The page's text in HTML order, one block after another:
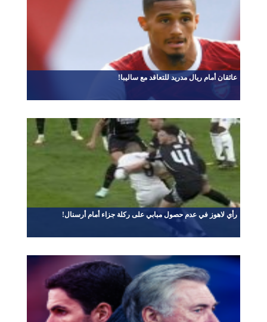
عائقان أمام ريال مدريد للتعاقد مع ساليبا!
رأي لاهوز في عدم حصول مبابي على ركلة جزاء أمام أرسنال!